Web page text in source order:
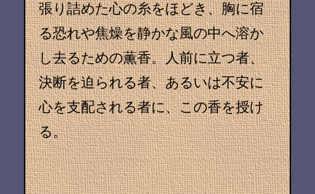
張り詰めた心の糸をほどき、胸に宿
る恐れや焦燥を静かな風の中へ溶か
し去るための薫香。人前に立つ者、
決断を迫られる者、あるいは不安に
心を支配される者に、この香を授け
る。